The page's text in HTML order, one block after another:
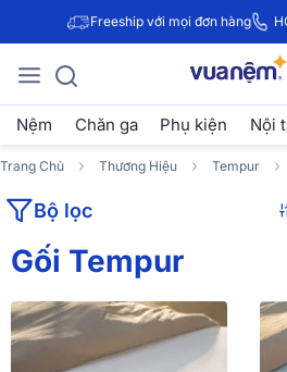
Freeship với mọi đơn hàng
Nệm Chăn ga Phụ kiện Nội
Trang Chủ Thương Hiệu Tempur
Gối Tempur
Bộ lọc